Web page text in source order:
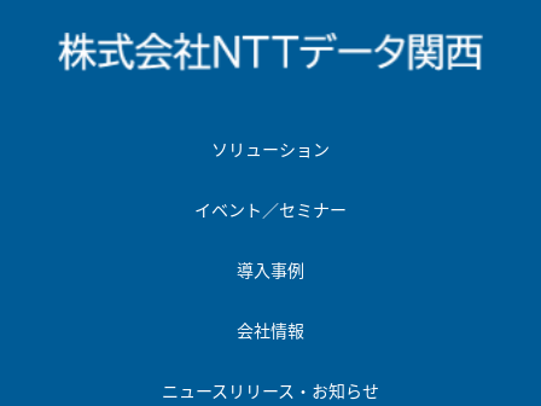
ソリューション
イベント／セミナー
導入事例
会社情報
ニュースリリース・お知らせ